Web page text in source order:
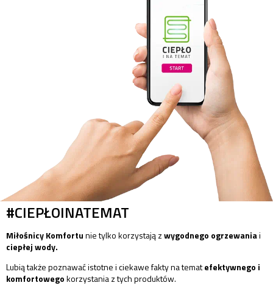
#CIEPŁOINATEMAT
Miłośnicy Komfortunie tylko korzystają zwygodnego ogrzewaniai
ciepłej wody.
Lubią także poznawać istotne i ciekawe fakty na tematefektywnego i
komfortowegokorzystania z tych produktów.